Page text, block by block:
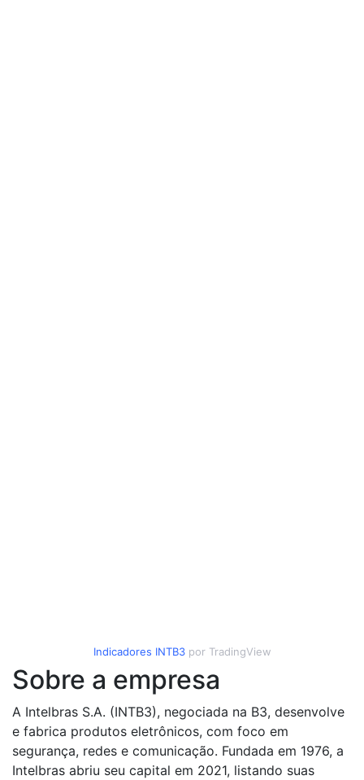
Indicadores INTB3 por TradingView
Sobre a empresa
A Intelbras S.A. (INTB3), negociada na B3, desenvolve
e fabrica produtos eletrônicos, com foco em
segurança, redes e comunicação. Fundada em 1976, a
Intelbras abriu seu capital em 2021, listando suas